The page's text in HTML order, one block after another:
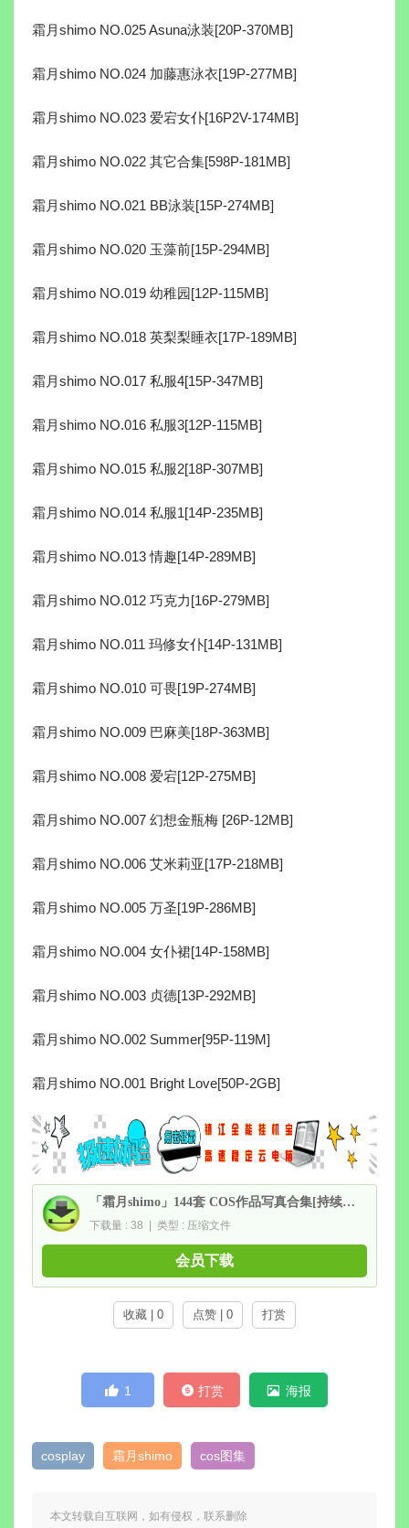
霜月shimo NO.025 Asuna泳装[20P-370MB]
霜月shimo NO.024 加藤惠泳衣[19P-277MB]
霜月shimo NO.023 爱宕女仆[16P2V-174MB]
霜月shimo NO.022 其它合集[598P-181MB]
霜月shimo NO.021 BB泳装[15P-274MB]
霜月shimo NO.020 玉藻前[15P-294MB]
霜月shimo NO.019 幼稚园[12P-115MB]
霜月shimo NO.018 英梨梨睡衣[17P-189MB]
霜月shimo NO.017 私服4[15P-347MB]
霜月shimo NO.016 私服3[12P-115MB]
霜月shimo NO.015 私服2[18P-307MB]
霜月shimo NO.014 私服1[14P-235MB]
霜月shimo NO.013 情趣[14P-289MB]
霜月shimo NO.012 巧克力[16P-279MB]
霜月shimo NO.011 玛修女仆[14P-131MB]
霜月shimo NO.010 可畏[19P-274MB]
霜月shimo NO.009 巴麻美[18P-363MB]
霜月shimo NO.008 爱宕[12P-275MB]
霜月shimo NO.007 幻想金瓶梅 [26P-12MB]
霜月shimo NO.006 艾米莉亚[17P-218MB]
霜月shimo NO.005 万圣[19P-286MB]
霜月shimo NO.004 女仆裙[14P-158MB]
霜月shimo NO.003 贞德[13P-292MB]
霜月shimo NO.002 Summer[95P-119M]
霜月shimo NO.001 Bright Love[50P-2GB]
「霜月shimo」144套 COS作品写真合集[持续更新],台湾宝藏COS女孩的魅力闪耀大陆
下载量 : 38 | 类型 : 压缩文件
会员下载
收藏 | 0 点赞 | 0 打赏
1 打赏 海报
cosplay 霜月shimo cos图集
本文转载自互联网，如有侵权，联系删除